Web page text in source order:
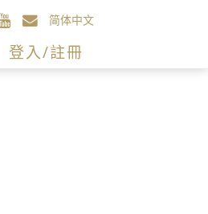
简体中文
登入/註冊